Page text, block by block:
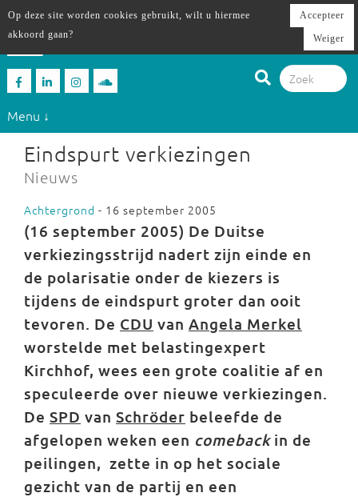
Menu ↓
Eindspurt verkiezingen
Nieuws
Achtergrond - 16 september 2005
(16 september 2005) De Duitse
verkiezingsstrijd nadert zijn einde en
de polarisatie onder de kiezers is
tijdens de eindspurt groter dan ooit
tevoren. De CDU van Angela Merkel
worstelde met belastingexpert
Kirchhof, wees een grote coalitie af en
speculeerde over nieuwe verkiezingen.
De SPD van Schröder beleefde de
afgelopen weken een comebackin de
peilingen, zette in op het sociale
gezicht van de partij en een
Op deze site worden cookies gebruikt, wilt u hiermee
akkoord gaan?
Accepteer
Weiger